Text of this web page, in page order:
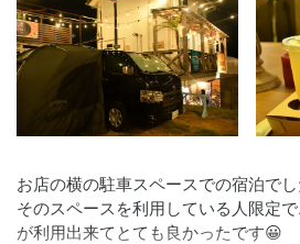
お店の横の駐車スペースでの宿泊でし
そのスペースを利用している人限定
が利用出来てとても良かったです😀